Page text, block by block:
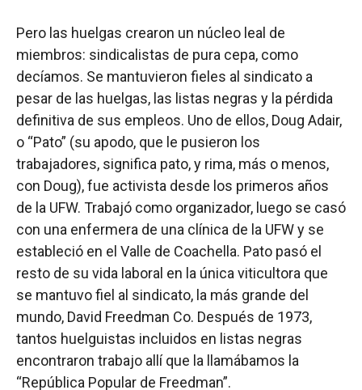
Pero las huelgas crearon un núcleo leal de
miembros: sindicalistas de pura cepa, como
decíamos. Se mantuvieron fieles al sindicato a
pesar de las huelgas, las listas negras y la pérdida
definitiva de sus empleos. Uno de ellos, Doug Adair,
o “Pato” (su apodo, que le pusieron los
trabajadores, significa pato, y rima, más o menos,
con Doug), fue activista desde los primeros años
de la UFW. Trabajó como organizador, luego se casó
con una enfermera de una clínica de la UFW y se
estableció en el Valle de Coachella. Pato pasó el
resto de su vida laboral en la única viticultora que
se mantuvo fiel al sindicato, la más grande del
mundo, David Freedman Co. Después de 1973,
tantos huelguistas incluidos en listas negras
encontraron trabajo allí que la llamábamos la
“República Popular de Freedman”.